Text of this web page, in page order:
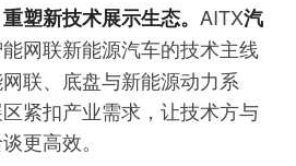
塑新技术展示生态。 AITX汽
网联新能源汽车的技术主线
联、底盘与新能源动力系
紧扣产业需求，让技术方与
更高效。